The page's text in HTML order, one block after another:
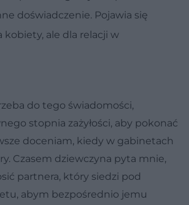
doświadczenie. Pojawia się
kobiety, ale dla relacji w
do tego świadomości,
stopnia zażyłości, aby pokonać
doceniam, kiedy w gabinetach
Czasem dziewczyna pyta mnie,
partnera, który siedzi pod
abym bezpośrednio jemu